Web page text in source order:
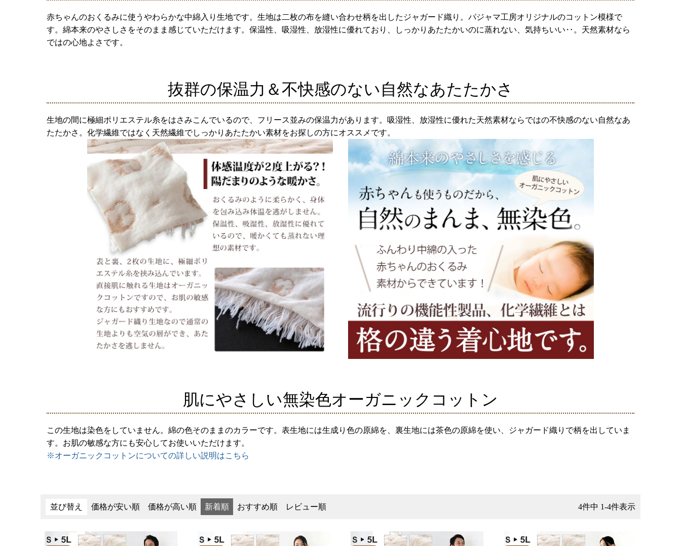
赤ちゃんのおくるみに使うやわらかな中綿入り生地です。生地は二枚の布を縫い合わせ柄を出したジャガード織り。パジャマ工房オリジナルのコットン模様で
す。綿本来のやさしさをそのまま感じていただけます。保温性、吸湿性、放湿性に優れており、しっかりあたたかいのに蒸れない、気持ちいい‥。天然素材なら
ではの心地よさです。
抜群の保温力＆不快感のない自然なあたたかさ
生地の間に極細ポリエステル糸をはさみこんでいるので、フリース並みの保温力があります。吸湿性、放湿性に優れた天然素材ならではの不快感のない自然なあ
たたかさ。化学繊維ではなく天然繊維でしっかりあたたかい素材をお探しの方にオススメです。
肌にやさしい無染色オーガニックコットン
この生地は染色をしていません。綿の色そのままのカラーです。表生地には生成り色の原綿を、裏生地には茶色の原綿を使い、ジャガード織りで柄を出していま
す。お肌の敏感な方にも安心してお使いいただけます。
※オーガニックコットンについての詳しい説明はこちら
並び替え 価格が安い順 価格が高い順 新着順 おすすめ順 レビュー順 4件中 1-4件表示